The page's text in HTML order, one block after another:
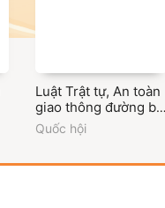
Luật Trật tự, An toàn
giao thông đường bộ
năm 2024
Quốc hội